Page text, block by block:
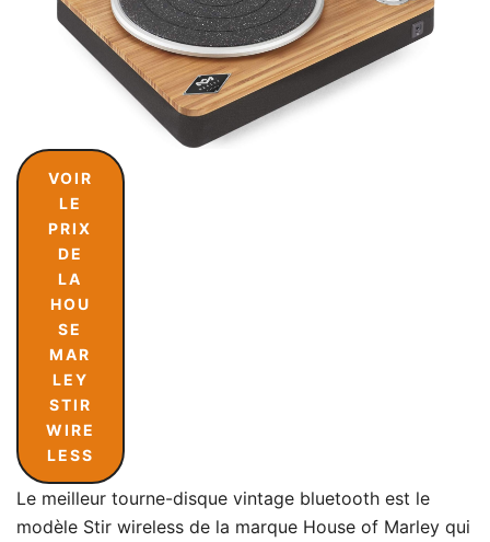
VOIR
LE
PRIX
DE
LA
HOU
SE
MAR
LEY
STIR
WIRE
LESS
Le meilleur tourne-disque vintage bluetooth est le
modèle Stir wireless de la marque House of Marley qui